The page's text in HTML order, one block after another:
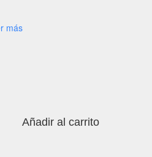
más
OPPO
Añadir al carrito